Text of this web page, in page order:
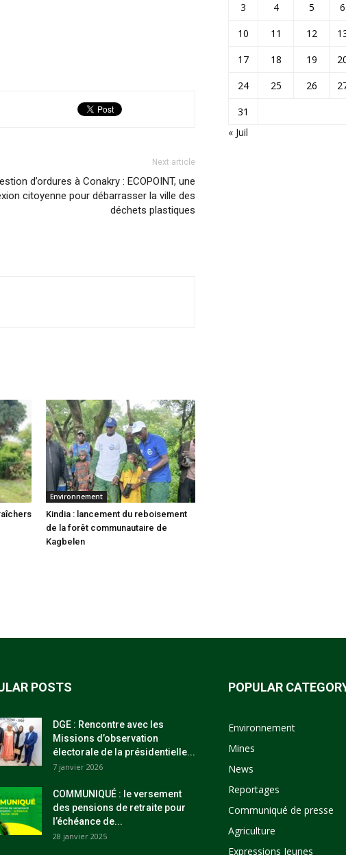
Next article
d’ordures à Conakry : ECOPOINT, une
citoyenne pour débarrasser la ville des
déchets plastiques
Environnement
Kindia : lancement du reboisement
de la forêt communautaire de
Kagbelen
3
4 5 6
10
11 12
17
18 19
24
25 26
31
« Juil
POSTS
DGE : Rencontre avec les
Missions d’observation
électorale de la présidentielle...
7 janvier 2026
COMMUNIQUÉ : le versement
des pensions de retraite pour
l’échéance de...
28 janvier 2025
POPULAR
Environnement
Mines
News
Reportages
Communiqué de presse
Agriculture
Expressions Jeunes